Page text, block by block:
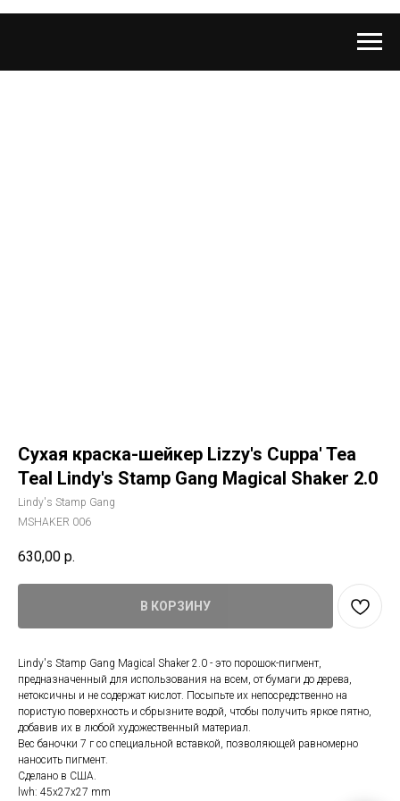
Сухая краска-шейкер Lizzy's Cuppa' Tea
Teal Lindy's Stamp Gang Magical Shaker 2.0
Lindy's Stamp Gang
MSHAKER 006
630,00 р.
В КОРЗИНУ
Lindy's Stamp Gang Magical Shaker 2.0 - это порошок-пигмент,
предназначенный для использования на всем, от бумаги до дерева,
нетоксичны и не содержат кислот. Посыпьте их непосредственно на
пористую поверхность и сбрызните водой, чтобы получить яркое пятно,
добавив их в любой художественный материал.
Вес баночки 7 г со специальной вставкой, позволяющей равномерно
наносить пигмент.
Сделано в США.
lwh: 45x27x27 mm